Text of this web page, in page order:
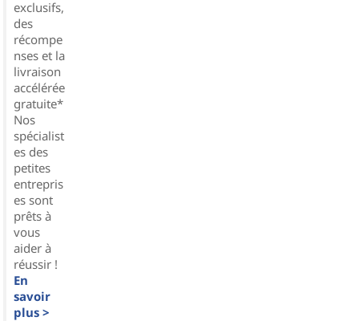
exclusifs,
des
récompe
nses et la
livraison
accélérée
gratuite*
Nos
spécialist
es des
petites
entrepris
es sont
prêts à
vous
aider à
réussir !
En
savoir
plus >